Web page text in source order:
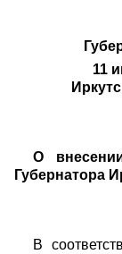
О
Губернатора
В